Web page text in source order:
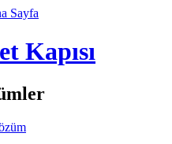
Sayfa
Kapısı